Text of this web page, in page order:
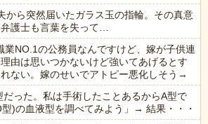
から突然届いたガラス玉の指輪。その真意
護士も言葉を失って…
業NO.1の公務員なんですけど、嫁が子供連
由は思いつかないけど強いてあげるとす
ない。嫁のせいでアトピー悪化しそう→
った。私は手術したことあるからA型で
)の血液型を調べてみよう」→ 結果・・・